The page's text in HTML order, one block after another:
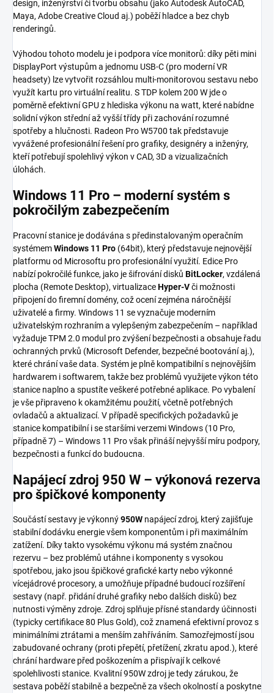
design, inženýrství či tvorbu obsahu (jako Autodesk AutoCAD,
Maya, Adobe Creative Cloud aj.) poběží hladce a bez chyb
renderingů.
Výhodou tohoto modelu je i podpora více monitorů: díky pěti mini
DisplayPort výstupům a jednomu USB-C (pro moderní VR
headsety) lze vytvořit rozsáhlou multi-monitorovou sestavu nebo
využít kartu pro virtuální realitu. S TDP kolem 200 W jde o
poměrně efektivní GPU z hlediska výkonu na watt, které nabídne
solidní výkon střední až vyšší třídy při zachování rozumné
spotřeby a hlučnosti. Radeon Pro W5700 tak představuje
vyvážené profesionální řešení pro grafiky, designéry a inženýry,
kteří potřebují spolehlivý výkon v CAD, 3D a vizualizačních
úlohách.
Windows 11 Pro – moderní systém s
pokročilým zabezpečením
Pracovní stanice je dodávána s předinstalovaným operačním
systémemWindows 11 Pro (64bit), který představuje nejnovější
platformu od Microsoftu pro profesionální využití. Edice Pro
nabízí pokročilé funkce, jako je šifrování disků BitLocker, vzdálená
plocha (Remote Desktop), virtualizaceHyper-Vči možnosti
připojení do firemní domény, což ocení zejména náročnější
uživatelé a firmy. Windows 11 se vyznačuje moderním
uživatelským rozhraním a vylepšeným zabezpečením – například
vyžaduje TPM 2.0 modul pro zvýšení bezpečnosti a obsahuje řadu
ochranných prvků (Microsoft Defender, bezpečné bootování aj.),
které chrání vaše data. Systém je plně kompatibilní s nejnovějším
hardwarem i softwarem, takže bez problémů využijete výkon této
stanice naplno a spustíte veškeré potřebné aplikace. Po vybalení
je vše připraveno k okamžitému použití, včetně potřebných
ovladačů a aktualizací. V případě specifických požadavků je
stanice kompatibilní i se staršími verzemi Windows (10 Pro,
případně 7) – Windows 11 Pro však přináší nejvyšší míru podpory,
bezpečnosti a funkcí do budoucna.
Napájecí zdroj 950 W – výkonová rezerva
pro špičkové komponenty
Součástí sestavy je výkonný950W napájecí zdroj, který zajišťuje
stabilní dodávku energie všem komponentům i při maximálním
zatížení. Díky takto vysokému výkonu má systém značnou
rezervu – bez problémů utáhne i komponenty s vysokou
spotřebou, jako jsou špičkové grafické karty nebo výkonné
vícejádrové procesory, a umožňuje případné budoucí rozšíření
sestavy (např. přidání druhé grafiky nebo dalších disků) bez
nutnosti výměny zdroje. Zdroj splňuje přísné standardy účinnosti
(typicky certifikace 80 Plus Gold), což znamená efektivní provoz s
minimálními ztrátami a menším zahříváním. Samozřejmostí jsou
zabudované ochrany (proti přepětí, přetížení, zkratu apod.), které
chrání hardware před poškozením a přispívají k celkové
spolehlivosti stanice. Kvalitní 950W zdroj je tedy zárukou, že
sestava poběží stabilně a bezpečně za všech okolností a poskytne